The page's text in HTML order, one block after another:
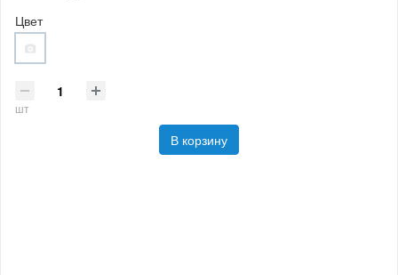
Цвет
шт
В корзину